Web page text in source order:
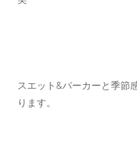
スエット&パーカーと季節
ります。